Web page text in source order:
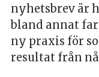
nyhetsbrev är
bland annat
ny praxis för
resultat från